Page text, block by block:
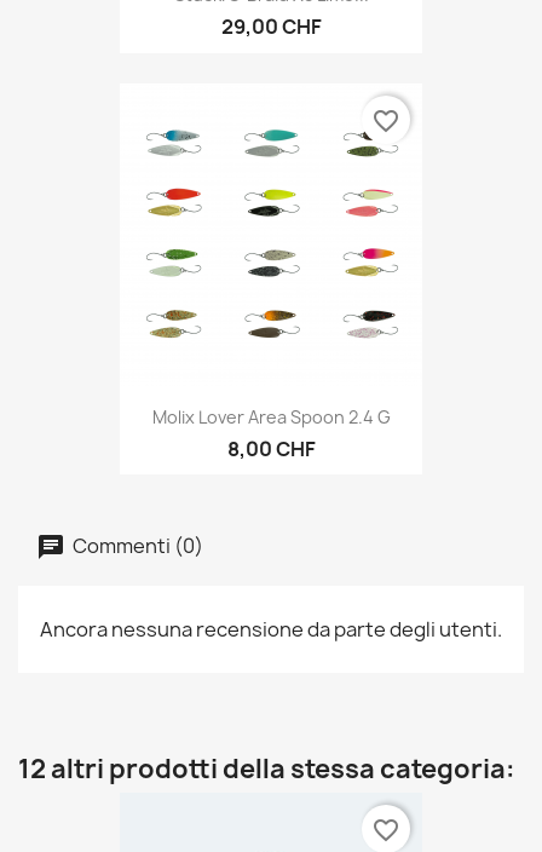
29,00 CHF
Molix Lover Area Spoon 2.4 G
8,00 CHF
favorite_border
Commenti (0)
Ancora nessuna recensione da parte degli utenti.
12 altri prodotti della stessa categoria:
favorite_border